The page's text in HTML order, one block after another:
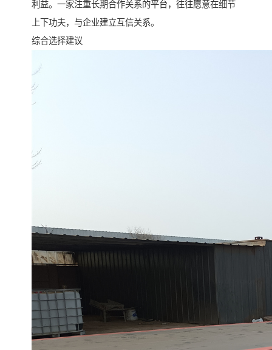
利益。一家注重长期合作关系的平台，往往愿意在细节
上下功夫，与企业建立互信关系。
综合选择建议